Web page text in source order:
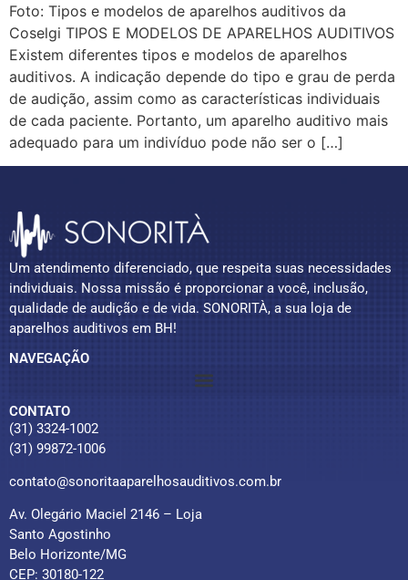
Foto: Tipos e modelos de aparelhos auditivos da
Coselgi TIPOS E MODELOS DE APARELHOS AUDITIVOS
Existem diferentes tipos e modelos de aparelhos
auditivos. A indicação depende do tipo e grau de perda
de audição, assim como as características individuais
de cada paciente. Portanto, um aparelho auditivo mais
adequado para um indivíduo pode não ser o […]
Um atendimento diferenciado, que respeita suas necessidades
individuais. Nossa missão é proporcionar a você, inclusão,
qualidade de audição e de vida. SONORITÀ, a sua loja de
aparelhos auditivos em BH!
NAVEGAÇÃO
CONTATO
(31) 3324-1002
(31) 99872-1006
contato@sonoritaaparelhosauditivos.com.br
Av. Olegário Maciel 2146 – Loja
Santo Agostinho
Belo Horizonte/MG
CEP: 30180-122